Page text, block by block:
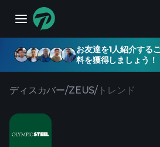
お友達を1人紹介する
料を獲得しましょう！
ディスカバー/ZEUS/ トレンド